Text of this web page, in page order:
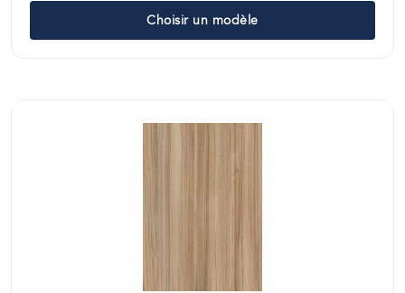
Choisir un modèle